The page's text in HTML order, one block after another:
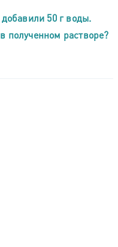
добавили 50 г воды.
в полученном растворе?